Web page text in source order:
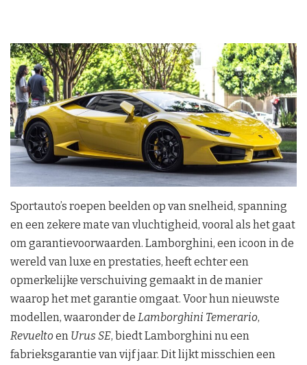
Sportauto’s roepen beelden op van snelheid, spanning
en een zekere mate van vluchtigheid, vooral als het gaat
om garantievoorwaarden. Lamborghini, een icoon in de
wereld van luxe en prestaties, heeft echter een
opmerkelijke verschuiving gemaakt in de manier
waarop het met garantie omgaat. Voor hun nieuwste
modellen, waaronder de Lamborghini Temerario,
Revueltoen Urus SE, biedt Lamborghini nu een
fabrieksgarantie van vijf jaar. Dit lijkt misschien een